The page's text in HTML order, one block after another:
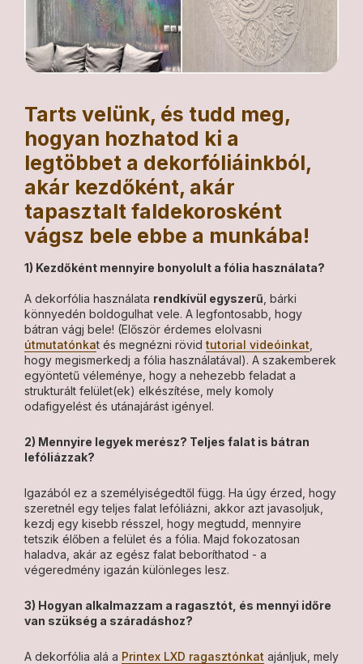
Tarts velünk, és tudd meg,
hogyan hozhatod ki a
legtöbbet a dekorfóliáinkból,
akár kezdőként, akár
tapasztalt faldekorosként
vágsz bele ebbe a munkába!
1) Kezdőként mennyire bonyolult a fólia használata?
A dekorfólia használata rendkívül egyszerű , bárki
könnyedén boldogulhat vele. A legfontosabb, hogy
bátran vágj bele! (Először érdemes elolvasni
útmutatónkat és megnézni rövidtutorial videóinkat
hogy megismerkedj a fólia használatával). A szakemberek
egyöntetű véleménye, hogy a nehezebb feladat a
strukturált felület(ek) elkészítése, mely komoly
odafigyelést és utánajárást igényel.
2) Mennyire legyek merész? Teljes falat is bátran
lefóliázzak?
Igazából ez a személyiségedtől függ. Ha úgy érzed, hogy
szeretnél egy teljes falat lefóliázni, akkor azt javasoljuk,
kezdj egy kisebb résszel, hogy megtudd, mennyire
tetszik élőben a felület és a fólia. Majd fokozatosan
haladva, akár az egész falat beboríthatod - a
végeredmény igazán különleges lesz.
3) Hogyan alkalmazzam a ragasztót, és mennyi időre
van szükség a száradáshoz?
A dekorfólia alá a Printex LXD ragasztónkat ajánljuk, mely